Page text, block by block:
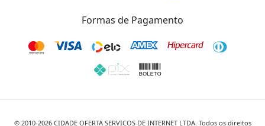
Formas de Pagamento
© 2010-2026CIDADE OFERTA SERVICOS DE INTERNET LTDA. Todos os direitos